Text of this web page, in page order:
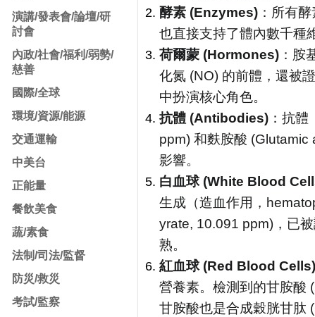
演講/發表會/論壇/研
討會
內政/社會/福利/弱勢/
慈善
國際/全球
環境/資源/能源
交通運輸
中美台
正能量
餐飲美食
蔬/素食
法制/司法/監督
防災/救災
考試/監察
酵素 (Enzymes) ：所有
也直接支持了體內數千種
荷爾蒙 (Hormones) ：胺
化氮 (NO) 的前體，還被
中扮演核心角色。
抗體 (Antibodies) ：抗
ppm) 和麩胺酸 (Glutamic
影響。
白血球 (White Blood
生成（造血作用，
yrate, 10.091 ppm)，已
熟。
紅血球 (Red Blood Cells)
營養素。檢測到的甘胺
甘胺酸也是合成穀胱甘肽